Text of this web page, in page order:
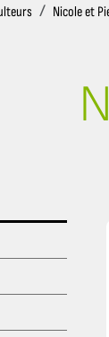
Nicole et